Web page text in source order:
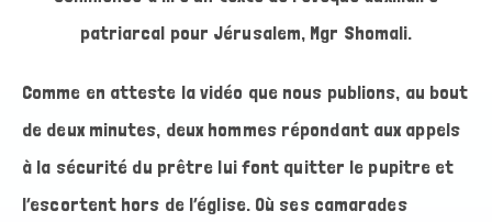
patriarcal pour Jérusalem, Mgr Shomali.
Comme en atteste la vidéo que nous publions, au bout
de deux minutes, deux hommes répondant aux appels
à la sécurité du prêtre lui font quitter le pupitre et
l’escortent hors de l’église. Où ses camarades